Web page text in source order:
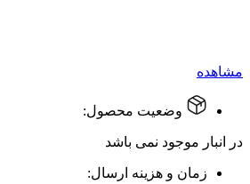
مشاهده
وضعیت محصول:
در انبار موجود نمی باشد
زمان و هزینه ارسال: